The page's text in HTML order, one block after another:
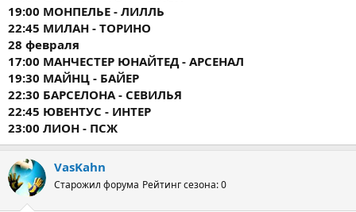
19:00 МОНПЕЛЬЕ - ЛИЛЛЬ
22:45 МИЛАН - ТОРИНО
28 февраля
17:00 МАНЧЕСТЕР ЮНАЙТЕД - АРСЕНАЛ
19:30 МАЙНЦ - БАЙЕР
22:30 БАРСЕЛОНА - СЕВИЛЬЯ
22:45 ЮВЕНТУС - ИНТЕР
23:00 ЛИОН - ПСЖ
VasKahn
Старожил форума Рейтинг сезона: 0